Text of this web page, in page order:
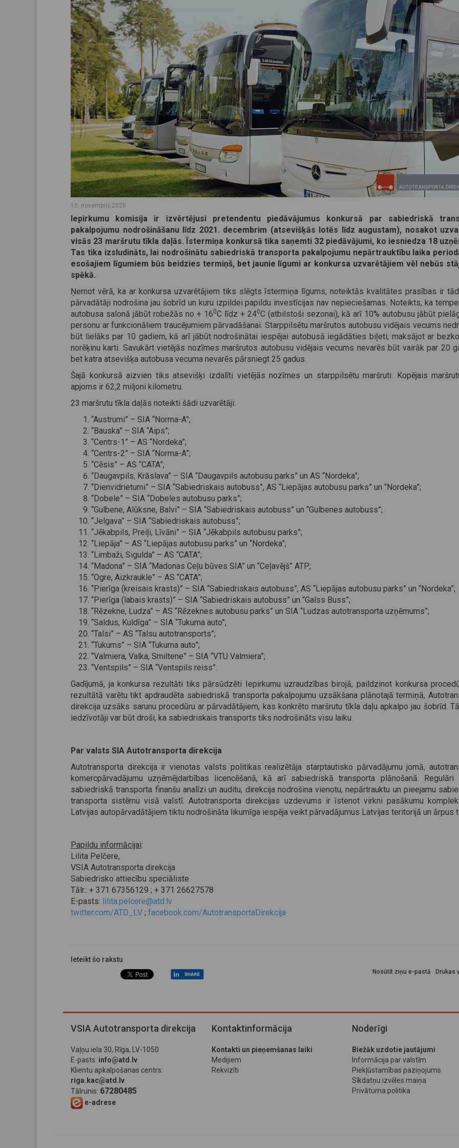
10. novembris 2020
Iepirkumu komisija ir izvērtējusi pretendentu piedāvājumus konkursā par sabiedriskā
pakalpojumu nodrošināšanu līdz 2021. decembrim (atsevišķās lotēs līdz augustam), nosakot
visās 23 maršrutu tīkla daļās. Īstermiņa konkursā tika saņemti 32 piedāvājumi, ko iesniedza 18
Tas tika izsludināts, lai nodrošinātu sabiedriskā transporta pakalpojumu nepārtrauktību laika
esošajiem līgumiem būs beidzies termiņš, bet jaunie līgumi ar konkursa uzvarētājiem vēl nebūs
spēkā.
Ņemot vērā, ka ar konkursa uzvarētājiem tiks slēgts īstermiņa līgums, noteiktās kvalitātes prasības ir
pārvadātāji nodrošina jau šobrīd un kuru izpildei papildu investīcijas nav nepieciešamas. Noteikts, ka
autobusa salonā jābūt robežās no + 160C līdz + 240C (atbilstoši sezonai), kā arī 10% autobusu jābūt
personu ar funkcionāliem traucējumiem pārvadāšanai. Starppilsētu maršrutos autobusu vidējais vecums
būt lielāks par 10 gadiem, kā arī jābūt nodrošinātai iespējai autobusā iegādāties biļeti, maksājot ar
norēķinu karti. Savukārt vietējās nozīmes maršrutos autobusu vidējais vecums nevarēs būt vairāk par 20
bet katra atsevišķa autobusa vecuma nevarēs pārsniegt 25 gadus.
Šajā konkursā aizvien tiks atsevišķi izdalīti vietējās nozīmes un starppilsētu maršruti. Kopējais
apjoms ir 62,2 miljoni kilometru.
23 maršrutu tīkla daļās noteikti šādi uzvarētāji:
“Austrumi” – SIA “Norma-A”;
“Bauska” – SIA “Aips”;
“Centrs-1” – AS “Nordeka”;
“Centrs-2” – SIA “Norma-A”;
“Cēsis” – AS “CATA”;
“Daugavpils, Krāslava” – SIA “Daugavpils autobusu parks” un AS “Nordeka”;
“Dienvidrietumi” – SIA “Sabiedriskais autobuss”, AS “Liepājas autobusu parks” un “Nordeka”;
“Dobele” – SIA “Dobeles autobusu parks”;
“Gulbene, Alūksne, Balvi” – SIA “Sabiedriskais autobuss” un “Gulbenes autobuss”;
“Jelgava” – SIA “Sabiedriskais autobuss”;
“Jēkabpils, Preiļi, Līvāni” – SIA “Jēkabpils autobusu parks”;
“Liepāja” – AS “Liepājas autobusu parks” un “Nordeka”;
“Limbaži, Sigulda” – AS “CATA”;
“Madona” – SIA “Madonas Ceļu būves SIA” un “Ceļavējš” ATP;
“Ogre, Aizkraukle” – AS “CATA”;
“Pierīga (kreisais krasts)” – SIA “Sabiedriskais autobuss”, AS “Liepājas autobusu parks” un “Nordeka”;
“Pierīga (labais krasts)” – SIA “Sabiedriskais autobuss” un “Galss Buss”;
“Rēzekne, Ludza” – AS “Rēzeknes autobusu parks” un SIA “Ludzas autotransporta uzņēmums”;
“Saldus, Kuldīga” – SIA “Tukuma auto”;
“Talsi” – AS “Talsu autotransports”;
“Tukums” – SIA “Tukuma auto”;
“Valmiera, Valka, Smiltene” – SIA “VTU Valmiera”;
“Ventspils” – SIA “Ventspils reiss”.
Gadījumā, ja konkursa rezultāti tiks pārsūdzēti Iepirkumu uzraudzības birojā, paildzinot konkursa
rezultātā varētu tikt apdraudēta sabiedriskā transporta pakalpojumu uzsākšana plānotajā termiņā,
direkcija uzsāks sarunu procedūru ar pārvadātājiem, kas konkrēto maršrutu tīkla daļu apkalpo jau šobrīd.
iedzīvotāji var būt droši, ka sabiedriskais transports tiks nodrošināts visu laiku.
Par valsts SIA Autotransporta direkcija
Autotransporta direkcija ir vienotas valsts politikas realizētāja starptautisko pārvadājumu jomā,
komercpārvadājumu uzņēmējdarbības licencēšanā, kā arī sabiedriskā transporta plānošanā. Regulāri
sabiedriskā transporta finanšu analīzi un auditu, direkcija nodrošina vienotu, nepārtrauktu un pieejamu
transporta sistēmu visā valstī. Autotransporta direkcijas uzdevums ir īstenot virkni pasākumu
Latvijas autopārvadātājiem tiktu nodrošināta likumīga iespēja veikt pārvadājumus Latvijas teritorijā un ārpus
Papildu informācijai:
Lilita Pelčere,
VSIA Autotransporta direkcija
Sabiedrisko attiecību speciāliste
Tālr.: + 371 67356129 ; + 371 26627578
E-pasts: lilita.pelcere@atd.lv
twitter.com/ATD_LV ; facebook.com/AutotransportaDirekcija
Ieteikt šo rakstu
Drukas
Nosūtīt ziņu e-pastā
VSIA Autotransporta direkcija
Vaļņu iela 30, Rīga, LV-1050
E-pasts: info@atd.lv
Klientu apkalpošanas centrs:
riga.kac@atd.lv
Tālrunis: 67280485
e-adrese
Kontaktinformācija
Kontakti un pieņemšanas laiki
Medijiem
Rekvizīti
Noderīgi
Biežāk uzdotie jautājumi
Informācija par valstīm
Piekļūstamības paziņojums
Sīkdatņu izvēles maiņa
Privātuma politika